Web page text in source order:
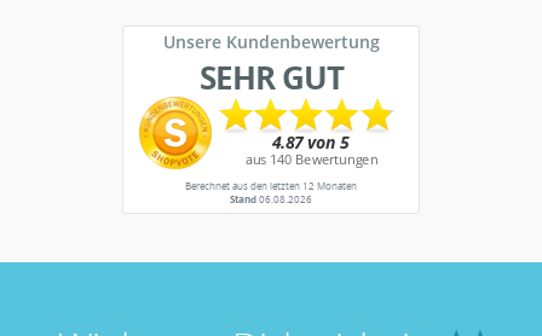
Unsere Kundenbewertung
SEHR GUT
Berechnet aus den letzten 12 Monaten
Stand06.08.2026